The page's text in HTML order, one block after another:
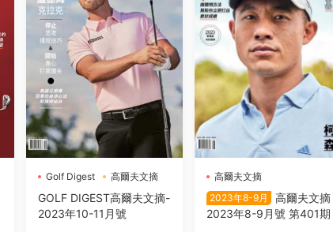
Golf Digest 高爾夫文摘
GOLF DIGEST高爾夫文摘-
2023年10-11月號
高爾夫文摘
2023年8-9月
高爾夫文摘
2023年8-9月號 第401期